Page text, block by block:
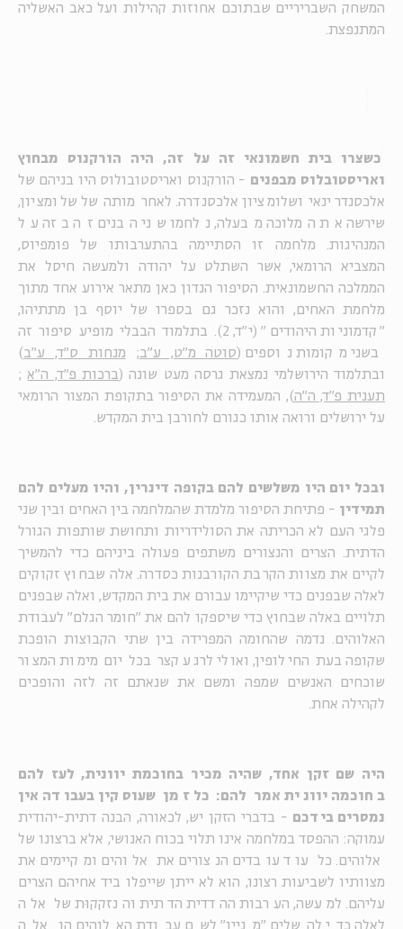
המשחק השבריריים שבתוכם אחוזות קהילות ועל כאב האשליה
המתנפצת.
כשצרו בית חשמונאי זה על זה, היה הורקנוס מבחוץ
ואריסטובלוס מבפנים - הורקנוס ואריסטובולוס היו בניהם של
אלכסנדר ינאי ושלומציון אלכסנדרה. לאחר מותה של שלומציון,
שירשה את המלוכה מבעלה, נלחמו שני הבנים זה בזה על
המנהיגות. מלחמה זו הסתיימה בהתערבותו של פומפיוס,
המצביא הרומאי, אשר השתלט על יהודה ולמעשה חיסל את
הממלכה החשמונאית. הסיפור הנדון כאן מתאר אירוע אחד מתוך
מלחמת האחים, והוא נזכר גם בספרו של יוסף בן מתתיהו,
"קדמוניות היהודים" (י"ד, 2). בתלמוד הבבלי מופיע סיפור זה
בשני מקומות נוספים ( סוטה מ"ט, ע"ב; מנחות ס"ד, ע"ב )
ובתלמוד הירושלמי נמצאת גרסה מעט שונה ( ברכות פ"ד, ה"א ;
תענית פ"ד, ה"ה ), המעמידה את הסיפור בתקופת המצור הרומאי
על ירושלים ורואה אותו כגורם לחורבן בית המקדש.
ובכל יום היו משלשים להם בקופה דינרין, והיו מעלים להם
תמידין - פתיחת הסיפור מלמדת שהמלחמה בין האחים ובין שני
פלגי העם לא הכריתה את הסולידריות ותחושת שותפות הגורל
הדתית. הצרים והנצורים משתפים פעולה ביניהם כדי להמשיך
לקיים את מצוות הקרבת הקורבנות כסדרה. אלה שבחוץ זקוקים
לאלה שבפנים כדי שיקיימו עבורם את בית המקדש, ואלה שבפנים
תלויים באלה שבחוץ כדי שיספקו להם את "חומר הגלם" לעבודת
האלוהים. נדמה שהחומה המפרידה בין שתי הקבוצות הופכת
שקופה בעת החילופין, ואולי לרגע קצר בכל יום מימות המצור
שוכחים האנשים שמפה ומשם את שנאתם זה לזה והופכים
לקהילה אחת.
היה שם זקן אחד, שהיה מכיר בחוכמת יוונית, לעז להם
בחוכמה יוונית אמר להם: כל זמן שעוסקין בעבודה אין
נמסרים בידכם - בדברי הזקן יש, לכאורה, הבנה דתית-יהודית
עמוקה: ההפסד במלחמה אינו תלוי בכוח האנושי, אלא ברצונו של
אלוהים. כל עוד עובדים הנצורים את אלוהים ומקיימים את
מצוותיו לשביעות רצונו, הוא לא ייתן שייפלו ביד אחיהם הצרים
עליהם. למעשה, הערבות ההדדית הדתית והנזקקוּת של אלה
לאלה כדי להשלים "מניין" לשם עבודת האלוהים הן אלה